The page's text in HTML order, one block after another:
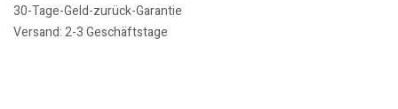
30-Tage-Geld-zurück-Garantie
Versand: 2-3 Geschäftstage